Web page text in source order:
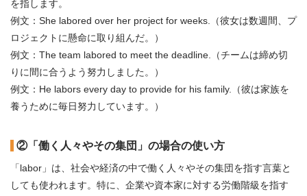
を指します。
例文：She labored over her project for weeks.（彼女は数週間、プ
ロジェクトに懸命に取り組んだ。）
例文：The team labored to meet the deadline.（チームは締め切
りに間に合うよう努力しました。）
例文：He labors every day to provide for his family.（彼は家族を
養うために毎日努力しています。）
②「働く人々やその集団」の場合の使い方
「labor」は、社会や経済の中で働く人々やその集団を指す言葉と
しても使われます。特に、企業や資本家に対する労働階級を指す